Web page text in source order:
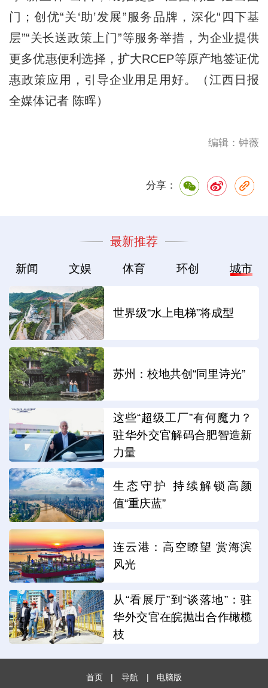
门；创优“关‘助’发展”服务品牌，深化“四下基
层”“关长送政策上门”等服务举措，为企业提供
更多优惠便利选择，扩大RCEP等原产地签证优
惠政策应用，引导企业用足用好。（江西日报
全媒体记者 陈晖）
编辑：钟薇
分享：
最新推荐
新闻 文娱 体育 环创 城市
世界级“水上电梯”将成型
苏州：校地共创“同里诗光”
这些“超级工厂”有何魔力？
驻华外交官解码合肥智造新
力量
生态守护 持续解锁高颜
值“重庆蓝”
连云港：高空瞭望 赏海滨
风光
从“看展厅”到“谈落地”：驻
华外交官在皖抛出合作橄榄
枝
首页 | 导航 | 电脑版